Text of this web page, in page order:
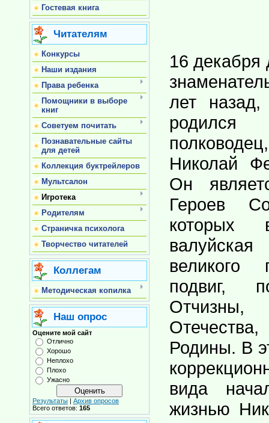
Гостевая книга
Читателям
Конкурсы
Наши издания
Права ребенка
Помощники в выборе
книг
Советуем почитать
Познавательные сайты
для детей
Коллекция буктрейлеров
Мультсалон
Игротека
Родителям
Страничка психолога
Творчество читателей
Коллегам
Методическая копилка
Наш опрос
Оцените мой сайт
Отлично
Хорошо
Неплохо
Плохо
Ужасно
Результаты | Архив опросов
Всего ответов: 165
16 декабря
лет
Николай
Он
Героев
которых
подвиг,
Родины. В
вида
жизнью